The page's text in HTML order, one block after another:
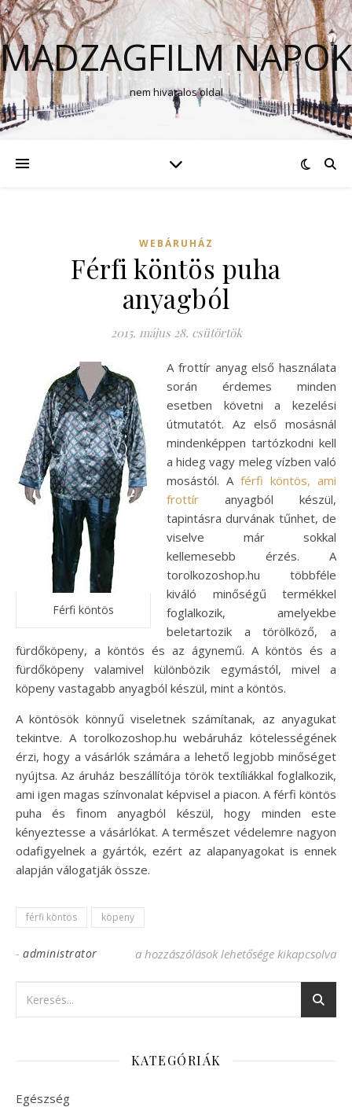
MADZAGFILM NAPOK
nem hivatalos oldal
WEBÁRUHÁZ
Férfi köntös puha
anyagból
2015. május 28. csütörtök
Férfi köntös
A frottír anyag első használata
során érdemes minden
esetben követni a kezelési
útmutatót. Az első mosásnál
mindenképpen tartózkodni kell
a hideg vagy meleg vízben való
mosástól. A férfi köntös, ami
frottír anyagból készül,
tapintásra durvának tűnhet, de
viselve már sokkal
kellemesebb érzés. A
torolkozoshop.hu többféle
kiváló minőségű termékkel
foglalkozik, amelyekbe
beletartozik a törölköző, a
fürdőköpeny, a köntös és az ágynemű. A köntös és a
fürdőköpeny valamivel különbözik egymástól, mivel a
köpeny vastagabb anyagból készül, mint a köntös.
A köntösök könnyű viseletnek számítanak, az anyagukat
tekintve. A torolkozoshop.hu webáruház kötelességének
érzi, hogy a vásárlók számára a lehető legjobb minőséget
nyújtsa. Az áruház beszállítója török textíliákkal foglalkozik,
ami igen magas színvonalat képvisel a piacon. A férfi köntös
puha és finom anyagból készül, hogy minden este
kényeztesse a vásárlókat. A természet védelemre nagyon
odafigyelnek a gyártók, ezért az alapanyagokat is ennek
alapján válogatják össze.
férfi köntös köpeny
- administrator Férfi köntös puha anyagból bejegyzéshez
a hozzászólások lehetősége kikapcsolva
KATEGÓRIÁK
Egészség